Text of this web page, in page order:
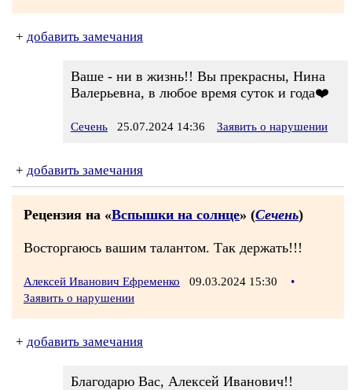
+ добавить замечания
Ваше - ни в жизнь!! Вы прекрасны, Нина
Валерьевна, в любое время суток и года❤️
Сечень 25.07.2024 14:36 Заявить о нарушении
+ добавить замечания
Рецензия на «Вспышки на солнце» (Сечень)
Восторгаюсь вашим талантом. Так держать!!!
Алексей Иванович Ефременко 09.03.2024 15:30
•
Заявить о нарушении
+ добавить замечания
Благодарю Вас, Алексей Иванович!!